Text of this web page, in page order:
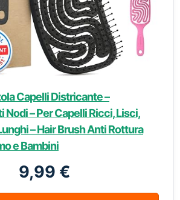
Capelli Districante –
– Per Capelli Ricci, Lisci,
– Hair Brush Anti Rottura
e Bambini
9,99 €